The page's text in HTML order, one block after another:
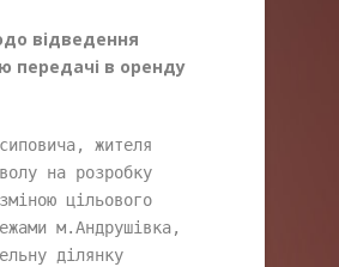
відведення
передачі в оренду
жителя
на розробку
цільового
м.Андрушівка,
ділянку